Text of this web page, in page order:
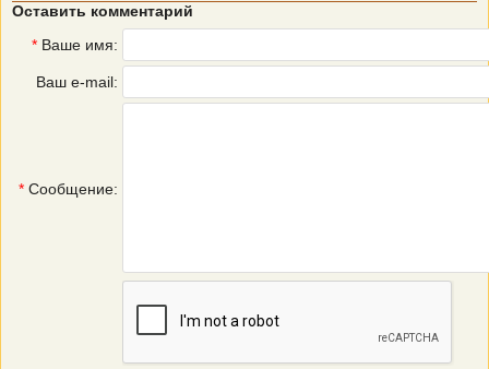
Оставить комментарий
* Ваше имя:
Ваш e-mail:
* Сообщение: